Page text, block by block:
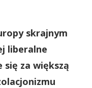
skrajnym
liberalne
za większą